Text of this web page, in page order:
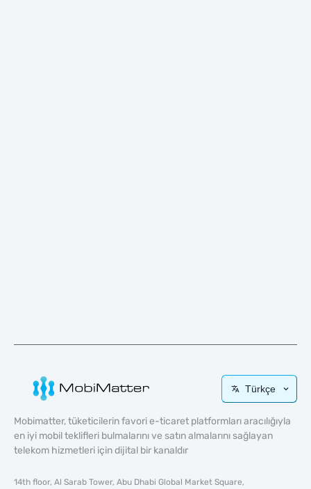
Türkçe
Mobimatter, tüketicilerin favori e-ticaret platformları aracılığıyla
en iyi mobil teklifleri bulmalarını ve satın almalarını sağlayan
telekom hizmetleri için dijital bir kanaldır
14th floor, Al Sarab Tower, Abu Dhabi Global Market Square,